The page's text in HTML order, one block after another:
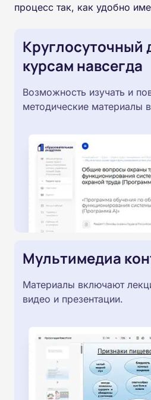
процесс так, как удобно
Круглосуточный
курсам навсегда
Возможность изучать и
методические материалы
Мультимедиа
Материалы включают
видео и презентации.